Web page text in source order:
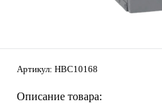
Артикул: HBC10168
Описание товара: